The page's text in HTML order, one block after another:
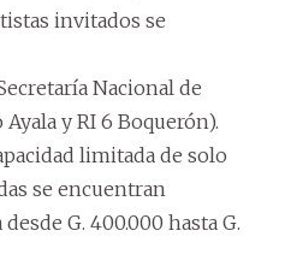
invitados se
Nacional de
y RI 6 Boquerón).
limitada de solo
se encuentran
G. 400.000 hasta G.